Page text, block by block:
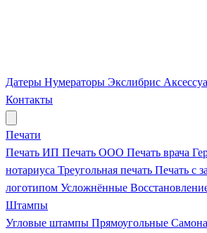
Датеры Нумераторы Экслибрис
Контакты
Печати
Печать ИП Печать ООО Печать врача
нотариуса Треугольная печать Печать с
логотипом Усложнённые
Штампы
Угловые штампы Прямоугольные